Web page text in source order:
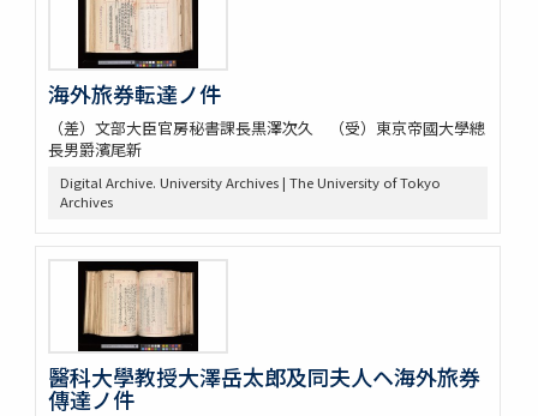
海外旅券転達ノ件
（差）文部大臣官房秘書課長黒澤次久 （受）東京帝國大學總
長男爵濱尾新
Digital Archive. University Archives | The University of Tokyo
Archives
醫科大學教授大澤岳太郎及同夫人ヘ海外旅券
傳達ノ件